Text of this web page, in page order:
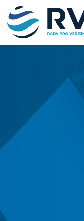
Prezident Rady pro
veřejný dohled nad
auditem vyhlašuje
VÝBĚROVÉ ŘÍZENÍ na